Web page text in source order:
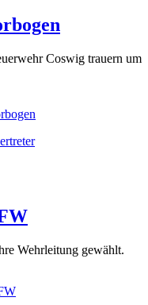
Coswig trauern um
Wehrleitung gewählt.